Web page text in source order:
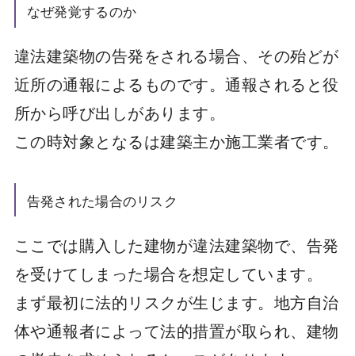
なぜ発覚するのか
違法建築物の告発をされる場合、その殆どが
近所の通報によるものです。通報されると役
所から呼び出しがあります。
この時対象となるは建築主か施工業者です。
告発された場合のリスク
ここでは購入した建物が違法建築物で、告発
を受けてしまった場合を想定しています。
まず最初に法的リスクが生じます。地方自治
体や通報者によって法的措置が取られ、建物